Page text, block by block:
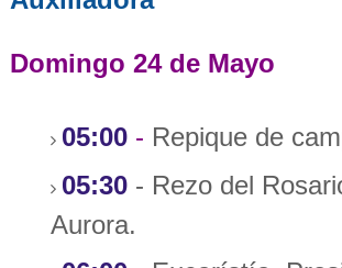
Domingo 24 de Mayo
05:00 - Repique de
05:30 - Rezo del
Aurora.